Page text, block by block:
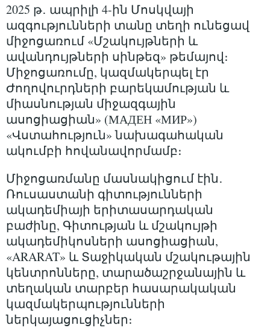
2025 թ․ ապրիլի 4-ին Մոսկվայի
ազգությունների տանը տեղի ունեցավ
միջոցառում «Մշակույթների և
ավանդույթների սինթեզ» թեմայով։
Միջոցառումը, կազմակերպել էր
Ժողովուրդների բարեկամության և
միասնության միջազգային
ասոցիացիան» (МАДЕН «МИР»)
«Վստահություն» նախագահական
ակումբի հովանավորմամբ։
Միջոցառմանը մասնակիցում էին․
Ռուսաստանի գիտությունների
ակադեմիայի երիտասարդական
բաժինը, Գիտության և մշակույթի
ակադեմիկոսների ասոցիացիան,
«ARARAT» և Տաջիկական մշակութային
կենտրոնները, տարածաշրջանային և
տեղական տարբեր հասարակական
կազմակերպությունների
ներկայացուցիչներ։